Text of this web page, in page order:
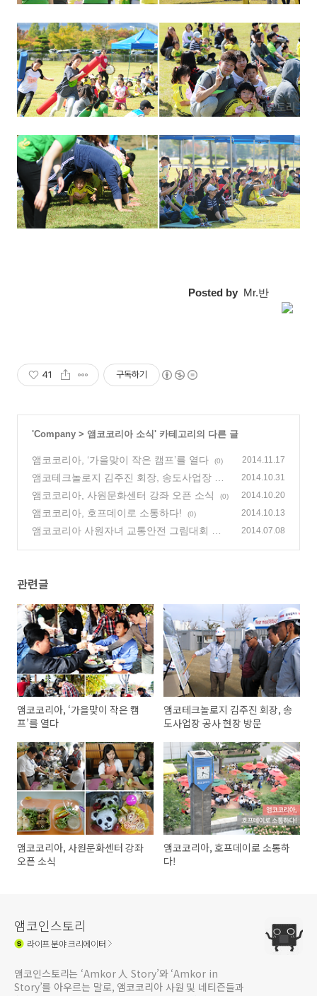
Posted by Mr.반
41 구독하기
'Company > 앰코코리아 소식' 카테고리의 다른 글
앰코코리아, ‘가을맞이 작은 캠프’를 열다 (0) 2014.11.17
앰코테크놀로지 김주진 회장, 송도사업장 공
사 현장 방문
(0)
2014.10.31
앰코코리아, 사원문화센터 강좌 오픈 소식 (0) 2014.10.20
앰코코리아, 호프데이로 소통하다! (0) 2014.10.13
앰코코리아 사원자녀 교통안전 그림대회 개
2014.07.08
관련글
앰코코리아, ‘가을맞이 작은 캠
프’를 열다
앰코테크놀로지 김주진 회장, 송
도사업장 공사 현장 방문
앰코코리아, 사원문화센터 강좌
오픈 소식
앰코코리아, 호프데이로 소통하
다!
앰코인스토리
라이프분야 크리에이터
앰코인스토리는 ‘Amkor 人 Story’와 ‘Amkor in
Story’를 아우르는 말로, 앰코코리아 사원 및 네티즌들과